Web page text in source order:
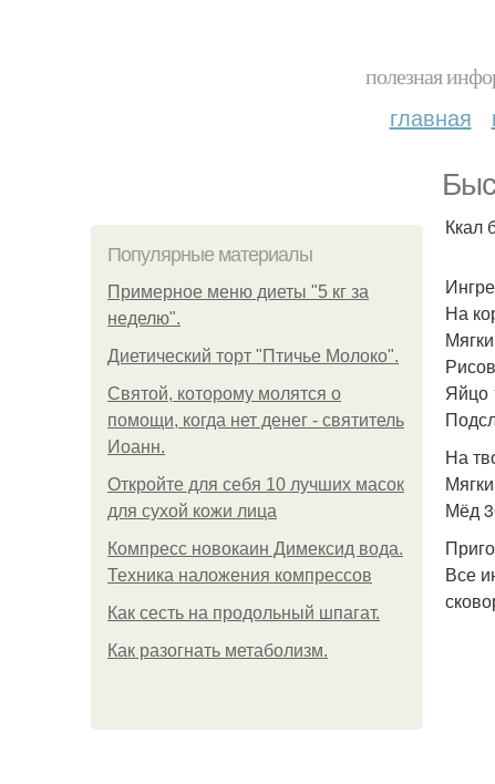
полезная
главная
Популярные материалы
Примерное меню диеты "5 кг за
неделю".
Диетический торт "Птичье Молоко".
Святой, которому молятся о
помощи, когда нет денег - святитель
Иоанн.
Откройте для себя 10 лучших масок
для сухой кожи лица
Компресс новокаин Димексид вода.
Техника наложения компрессов
Как сесть на продольный шпагат.
Как разогнать метаболизм.
Ккал
На
Яйцо
На
Мёд
Все